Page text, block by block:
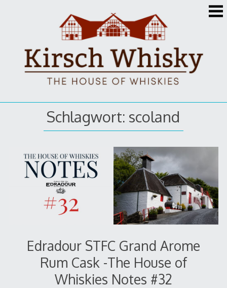
Schlagwort: scoland
Edradour STFC Grand Arome
Rum Cask -The House of
Whiskies Notes #32